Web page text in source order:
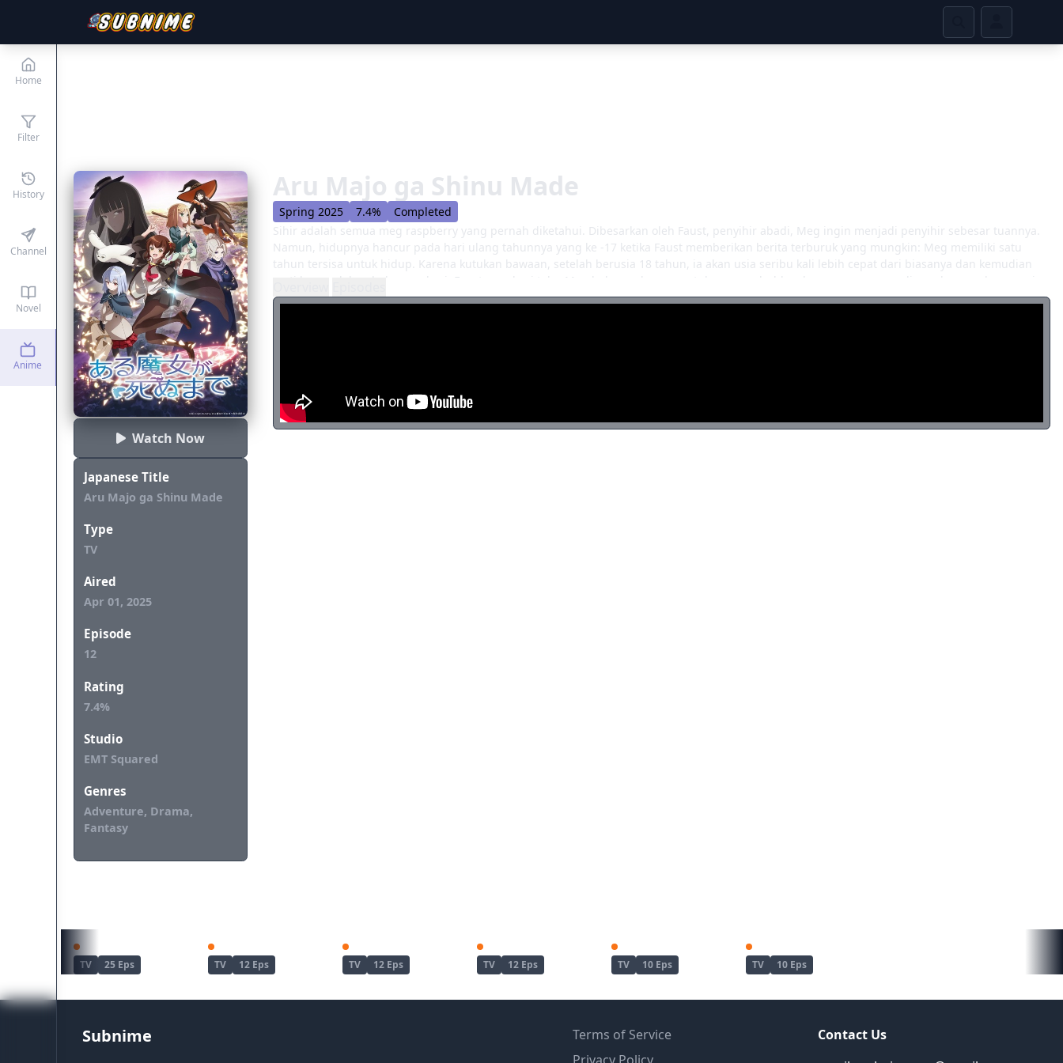
Home
Filter
History
Channel
Novel
Anime
Watch Now
Japanese Title
Aru Majo ga Shinu Made
Type
TV
Aired
Apr 01, 2025
Episode
12
Rating
7.4%
Studio
EMT Squared
Genres
Adventure, Drama,
Fantasy
Aru Majo ga Shinu Made
Spring 2025 7.4%
Completed
Sihir adalah semua meg raspberry yang pernah diketahui. Dibesarkan oleh Faust, penyihir abadi, Meg ingin menjadi penyihir sebesar tuannya.
Namun, hidupnya hancur pada hari ulang tahunnya yang ke -17 ketika Faust memberikan berita terburuk yang mungkin: Meg memiliki satu
tahun tersisa untuk hidup. Karena kutukan bawaan, setelah berusia 18 tahun, ia akan usia seribu kali lebih cepat dari biasanya dan kemudian
mati hanya dalam beberapa hari. Faust memberi tahu Meg bahwa ada cara untuk menyembuhkan kesengsaraannya: dia perlu mengkonsumsi
benih kehidupan. Untuk membuat benih, Meg harus mengumpulkan seribu air mata kegembiraan dalam waktu 12 bulan. Meskipun dia
TV 25 Eps TV 12 Eps TV 12 Eps TV 12 Eps TV 10 Eps TV 10 Eps
Subnime
Terms of Service
Contact Us